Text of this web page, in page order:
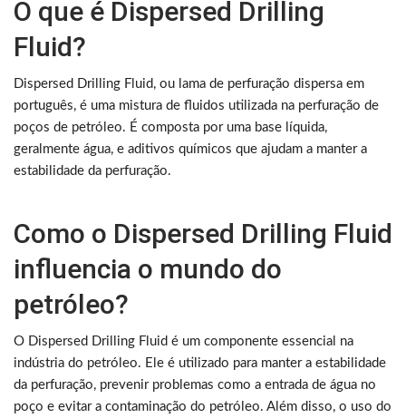
O que é Dispersed Drilling
Fluid?
Dispersed Drilling Fluid, ou lama de perfuração dispersa em
português, é uma mistura de fluidos utilizada na perfuração de
poços de petróleo. É composta por uma base líquida,
geralmente água, e aditivos químicos que ajudam a manter a
estabilidade da perfuração.
Como o Dispersed Drilling Fluid
influencia o mundo do
petróleo?
O Dispersed Drilling Fluid é um componente essencial na
indústria do petróleo. Ele é utilizado para manter a estabilidade
da perfuração, prevenir problemas como a entrada de água no
poço e evitar a contaminação do petróleo. Além disso, o uso do